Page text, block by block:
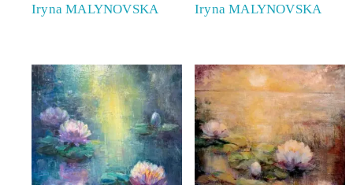
Iryna MALYNOVSKA
Iryna MALYNOVSKA